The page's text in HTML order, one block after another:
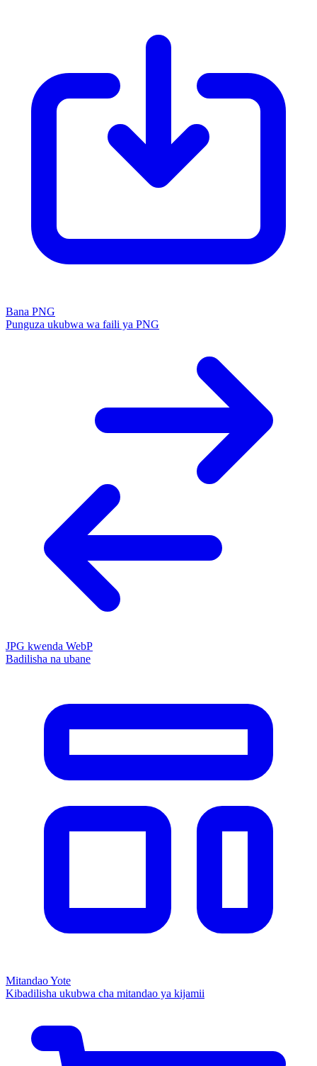
Bana PNG
Punguza ukubwa wa faili ya PNG
JPG kwenda WebP
Badilisha na ubane
Mitandao Yote
Kibadilisha ukubwa cha mitandao ya kijamii